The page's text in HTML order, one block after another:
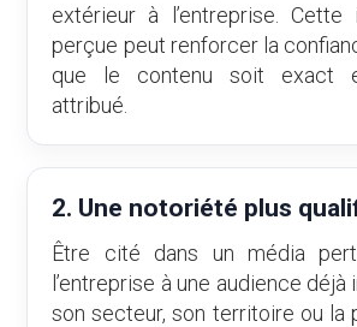
extérieur à l’entreprise. Cette
perçue peut renforcer la
que le contenu soit exact
attribué.
2. Une notoriété plus
Être cité dans un média
l’entreprise à une audience
son secteur, son territoire ou la